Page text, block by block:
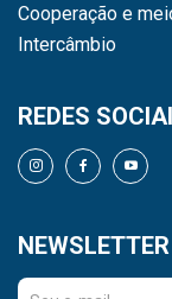
Cooperação e
Intercâmbio
REDES
NEWSLETTER